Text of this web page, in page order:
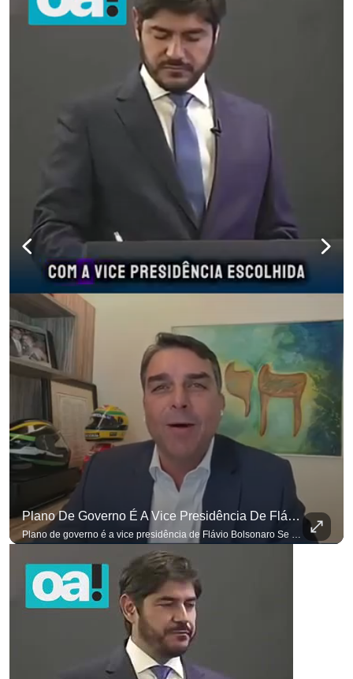
Plano De Governo É A Vice Presidência De Flávio Bolsonaro
Plano de governo é a vice presidência de Flávio Bolsonaro Se você busca informação com credibilidade, inscreva-se agora e ative o